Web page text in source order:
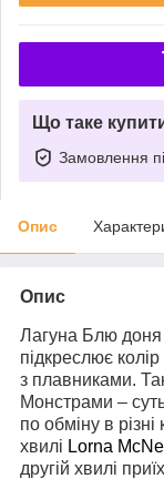
Що таке
Замовлення
Опис
Опис
Лагуна Блю доня
підкреслює колір
з плавниками.
Монстрами –
по обміну в різні
хвилі Lorna Mc
другій хвилі